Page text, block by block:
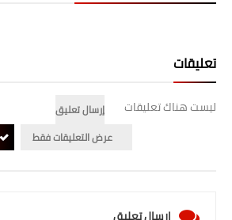
الطقس
تعليقات
ليست هناك تعليقات
إرسال تعليق
عرض التعليقات فقط